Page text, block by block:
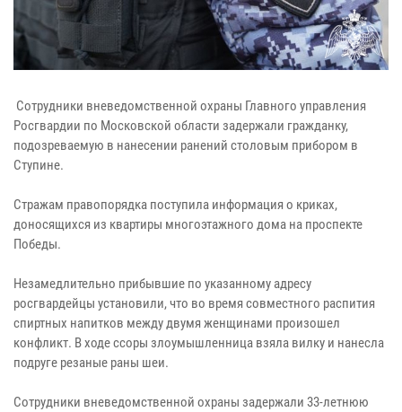
Сотрудники вневедомственной охраны Главного управления
Росгвардии по Московской области задержали гражданку,
подозреваемую в нанесении ранений столовым прибором в
Ступине.
Стражам правопорядка поступила информация о криках,
доносящихся из квартиры многоэтажного дома на проспекте
Победы.
Незамедлительно прибывшие по указанному адресу
росгвардейцы установили, что во время совместного распития
спиртных напитков между двумя женщинами произошел
конфликт. В ходе ссоры злоумышленница взяла вилку и нанесла
подруге резаные раны шеи.
Сотрудники вневедомственной охраны задержали 33-летнюю